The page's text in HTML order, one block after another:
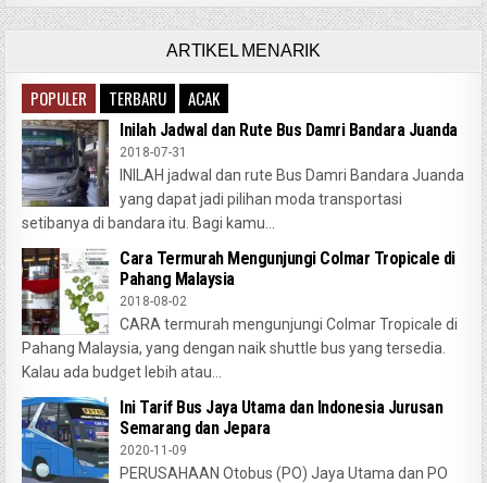
ARTIKEL MENARIK
POPULER TERBARU ACAK
Inilah Jadwal dan Rute Bus Damri Bandara Juanda
2018-07-31
INILAH jadwal dan rute Bus Damri Bandara Juanda
yang dapat jadi pilihan moda transportasi
setibanya di bandara itu. Bagi kamu...
Cara Termurah Mengunjungi Colmar Tropicale di
Pahang Malaysia
2018-08-02
CARA termurah mengunjungi Colmar Tropicale di
Pahang Malaysia, yang dengan naik shuttle bus yang tersedia.
Kalau ada budget lebih atau...
Ini Tarif Bus Jaya Utama dan Indonesia Jurusan
Semarang dan Jepara
2020-11-09
PERUSAHAAN Otobus (PO) Jaya Utama dan PO